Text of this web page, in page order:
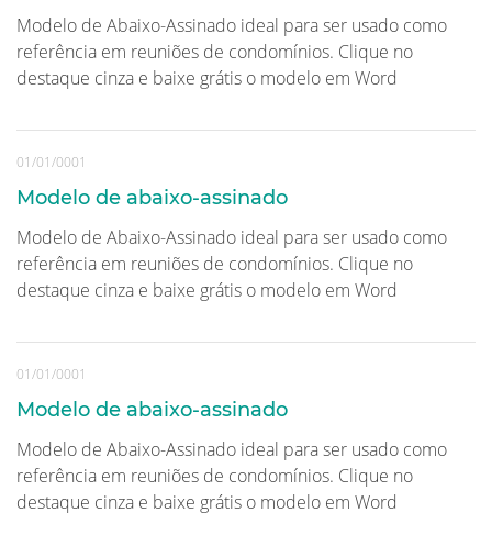
Modelo de Abaixo-Assinado ideal para ser usado como
referência em reuniões de condomínios. Clique no
destaque cinza e baixe grátis o modelo em Word
01/01/0001
Modelo de abaixo-assinado
Modelo de Abaixo-Assinado ideal para ser usado como
referência em reuniões de condomínios. Clique no
destaque cinza e baixe grátis o modelo em Word
01/01/0001
Modelo de abaixo-assinado
Modelo de Abaixo-Assinado ideal para ser usado como
referência em reuniões de condomínios. Clique no
destaque cinza e baixe grátis o modelo em Word